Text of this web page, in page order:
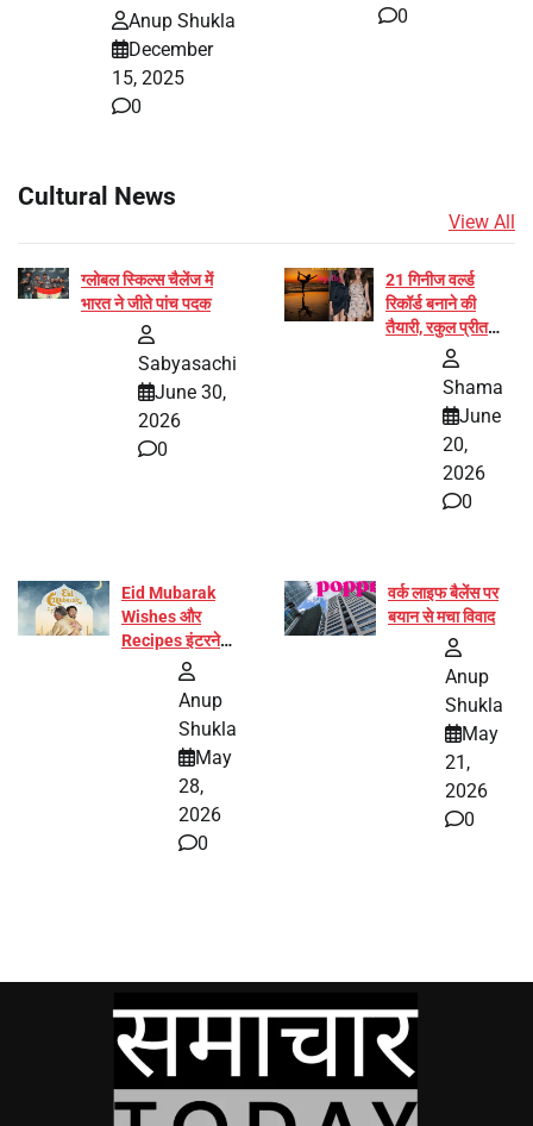
Anup Shukla
December
15, 2025
0
0
Cultural News
View All
ग्लोबल स्किल्स चैलेंज में
भारत ने जीते पांच पदक
Sabyasachi
June 30,
2026
0
21 गिनीज वर्ल्ड
रिकॉर्ड बनाने की
तैयारी, रकुल प्रीत
और प्रज्ञा जायसवाल
Shama
June
20,
2026
0
Eid Mubarak
Wishes और
Recipes इंटरनेट
पर हुईं वायरल
Anup
Shukla
May
28,
2026
0
वर्क लाइफ बैलेंस पर
बयान से मचा विवाद
Anup
Shukla
May
21,
2026
0